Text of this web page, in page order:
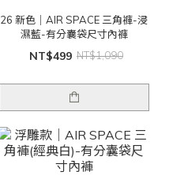
26 新色｜AIR SPACE 三角褲-浸
濕藍-有分囊袋尺寸內褲
NT$499 NT$1,090